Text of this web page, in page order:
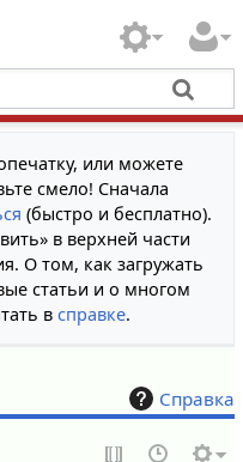
или можете
смело! Сначала
(быстро и бесплатно).
в верхней части
О том, как загружать
статьи и о многом
в справке.
Справка